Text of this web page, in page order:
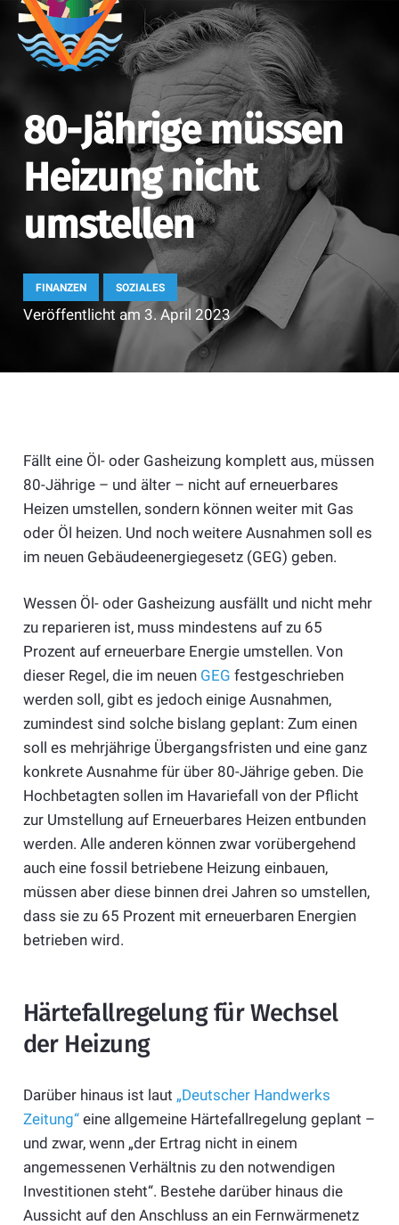
80-Jährige müssen
Heizung nicht
umstellen
FINANZEN SOZIALES
Veröffentlicht am 3. April 2023
Fällt eine Öl- oder Gasheizung komplett aus, müssen
80-Jährige – und älter – nicht auf erneuerbares
Heizen umstellen, sondern können weiter mit Gas
oder Öl heizen. Und noch weitere Ausnahmen soll es
im neuen Gebäudeenergiegesetz (GEG) geben.
Wessen Öl- oder Gasheizung ausfällt und nicht mehr
zu reparieren ist, muss mindestens auf zu 65
Prozent auf erneuerbare Energie umstellen. Von
dieser Regel, die im neuen GEG festgeschrieben
werden soll, gibt es jedoch einige Ausnahmen,
zumindest sind solche bislang geplant: Zum einen
soll es mehrjährige Übergangsfristen und eine ganz
konkrete Ausnahme für über 80-Jährige geben. Die
Hochbetagten sollen im Havariefall von der Pflicht
zur Umstellung auf Erneuerbares Heizen entbunden
werden. Alle anderen können zwar vorübergehend
auch eine fossil betriebene Heizung einbauen,
müssen aber diese binnen drei Jahren so umstellen,
dass sie zu 65 Prozent mit erneuerbaren Energien
betrieben wird.
Härtefallregelung für Wechsel
der Heizung
Darüber hinaus ist laut „Deutscher Handwerks
Zeitung“eine allgemeine Härtefallregelung geplant –
und zwar, wenn „der Ertrag nicht in einem
angemessenen Verhältnis zu den notwendigen
Investitionen steht“. Bestehe darüber hinaus die
Aussicht auf den Anschluss an ein Fernwärmenetz